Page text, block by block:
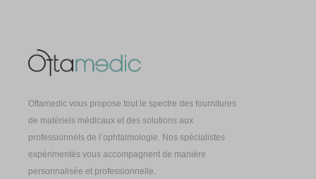
Oftamedic vous propose tout le spectre des fournitures
de matériels médicaux et des solutions aux
professionnels de l’ophtalmologie. Nos spécialistes
expérimentés vous accompagnent de manière
personnalisée et professionnelle.